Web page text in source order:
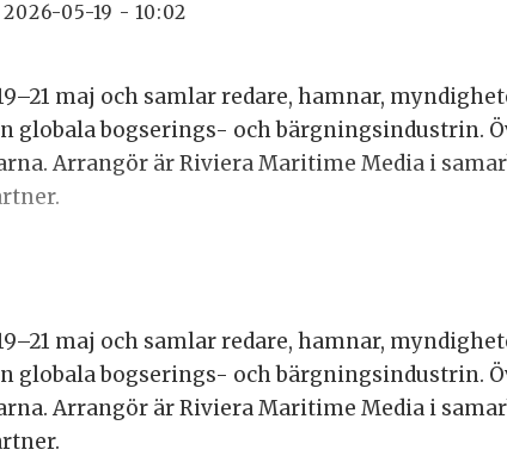
2026-05-19 - 10:02
maj och samlar redare, hamnar,
bogserings- och bärgningsindustrin.
Arrangör är Riviera Maritime Media i
maj och samlar redare, hamnar,
bogserings- och bärgningsindustrin.
Arrangör är Riviera Maritime Media i